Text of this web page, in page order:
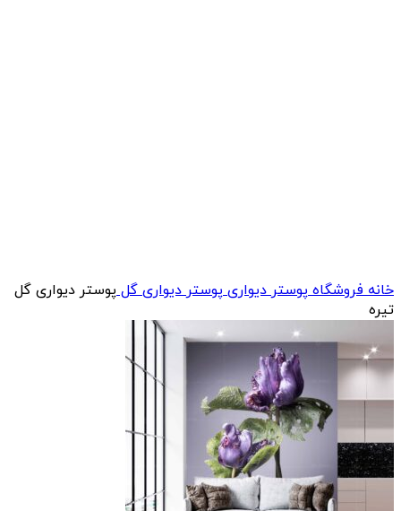
خانهفروشگاهپوستر دیواریپوستر دیواری گلپوستر دیواری گل
تیره